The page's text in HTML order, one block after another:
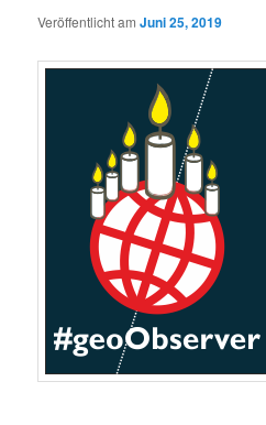
Veröffentlicht amJuni 25, 2019